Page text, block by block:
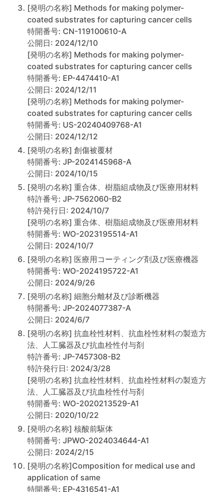
[発明の名称] Methods for making polymer-
coated substrates for capturing cancer cells
特開番号: CN-119100610-A
公開日: 2024/12/10
[発明の名称] Methods for making polymer-
coated substrates for capturing cancer cells
特開番号: EP-4474410-A1
公開日: 2024/12/11
[発明の名称] Methods for making polymer-
coated substrates for capturing cancer cells
特開番号: US-20240409768-A1
公開日: 2024/12/12
[発明の名称] 創傷被覆材
特開番号: JP-2024145968-A
公開日: 2024/10/15
[発明の名称] 重合体、樹脂組成物及び医療用材料
特許番号: JP-7562060-B2
特許発行日: 2024/10/7
[発明の名称] 重合体、樹脂組成物及び医療用材料
特開番号: WO-2023195514-A1
公開日: 2024/10/7
[発明の名称] 医療用コーティング剤及び医療機器
特開番号: WO-2024195722-A1
公開日: 2024/9/26
[発明の名称] 細胞分離材及び診断機器
特開番号: JP-2024077387-A
公開日: 2024/6/7
[発明の名称] 抗血栓性材料、抗血栓性材料の製造方
法、人工臓器及び抗血栓性付与剤
特許番号: JP-7457308-B2
特許発行日: 2024/3/28
[発明の名称] 抗血栓性材料、抗血栓性材料の製造方
法、人工臓器及び抗血栓性付与剤
特開番号: WO-2020213529-A1
公開日: 2020/10/22
[発明の名称] 核酸前駆体
特開番号: JPWO-2024034644-A1
公開日: 2024/2/15
[発明の名称]Composition for medical use and
application of same
特開番号: EP-4316541-A1